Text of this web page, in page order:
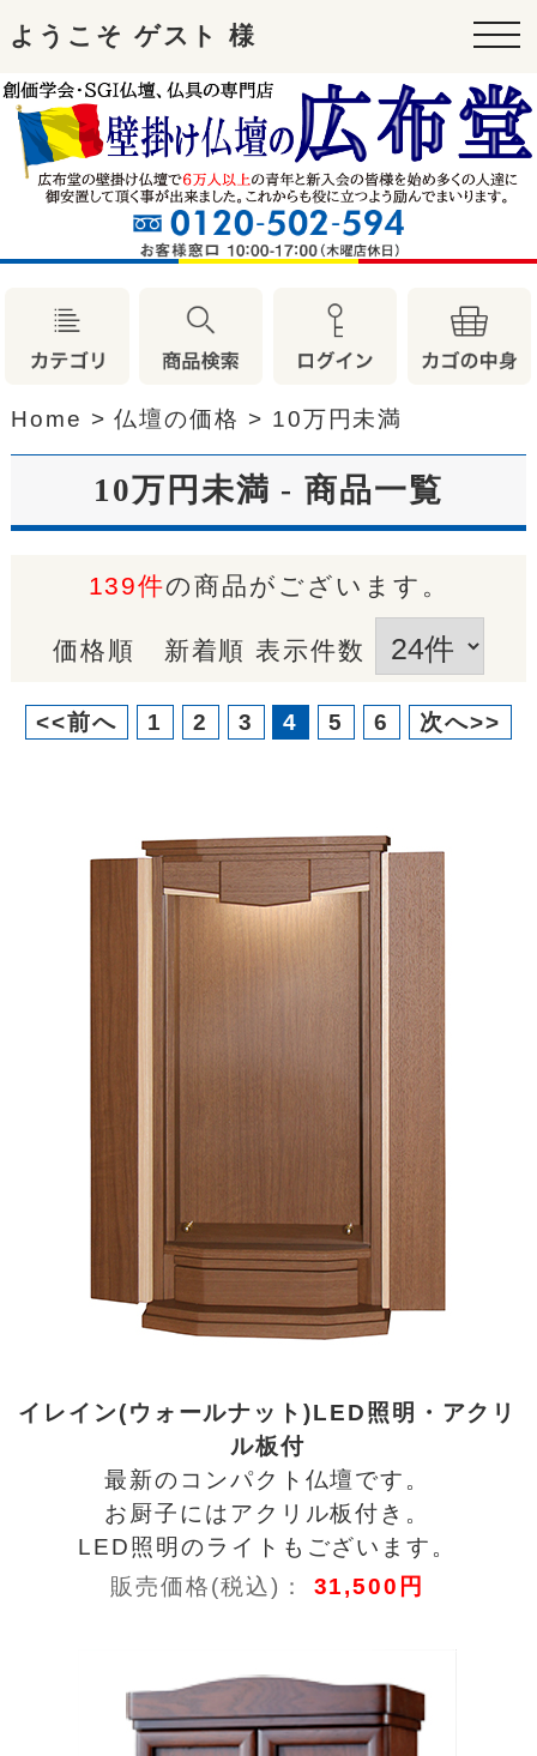
ようこそ ゲスト 様
Home >仏壇の価格 > 10万円未満
10万円未満 - 商品一覧
139件の商品がございます。
価格順 新着順 表示件数
<<前へ 1 2 3 4 5 6 次へ>>
イレイン(ウォールナット)LED照明・アクリ
ル板付
最新のコンパクト仏壇です。
お厨子にはアクリル板付き。
LED照明のライトもございます。
販売価格(税込)： 31,500円